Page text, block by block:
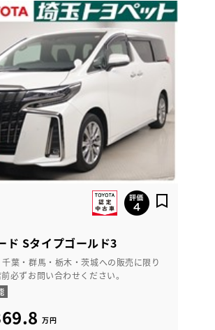
ド Sタイプゴールド3
葉・群馬・栃木・茨城への販売に限り
必ずお問い合わせください。
万円